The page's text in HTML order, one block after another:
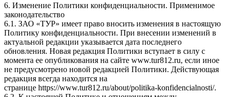
6. Изменение Политики конфиденциальности. Применимое
законодательство
6.1. ЗАО «ТУР» имеет право вносить изменения в настоящую
Политику конфиденциальности. При внесении изменений в
актуальной редакции указывается дата последнего
обновления. Новая редакция Политики вступает в силу с
момента ее опубликования на сайте www.tur812.ru, если иное
не предусмотрено новой редакцией Политики. Действующая
редакция всегда находится на
странице https://www.tur812.ru/about/politika-konfidencialnosti/.